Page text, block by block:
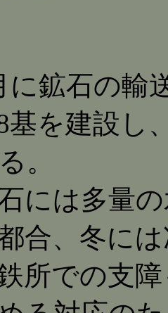
に鉱石の輸
基を建設し
。
には多量
合、冬に
所での支